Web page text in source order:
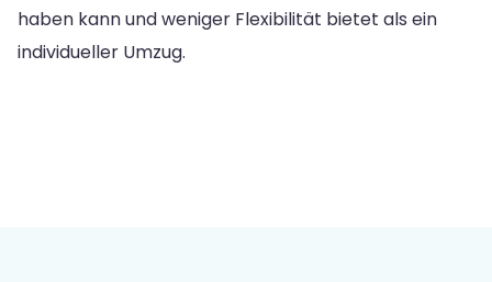
haben kann und weniger Flexibilität bietet als ein
individueller Umzug.